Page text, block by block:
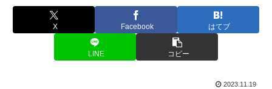
X Facebook はてブ
LINE コピー
2023.11.19